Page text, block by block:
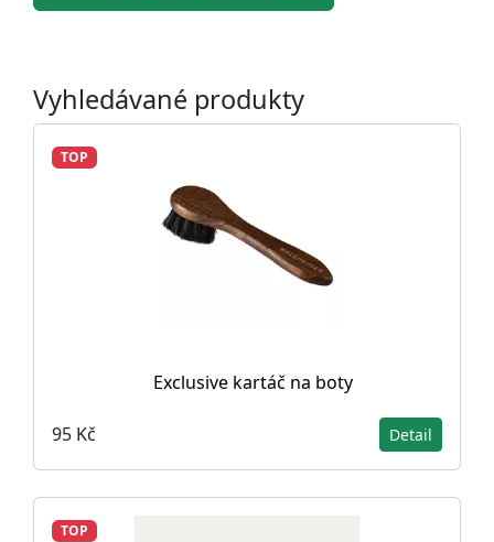
Vyhledávané produkty
TOP
Exclusive kartáč na boty
95 Kč Detail
TOP